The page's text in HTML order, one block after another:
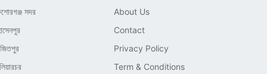
সদর
About Us
Contact
Privacy Policy
Term & Conditions